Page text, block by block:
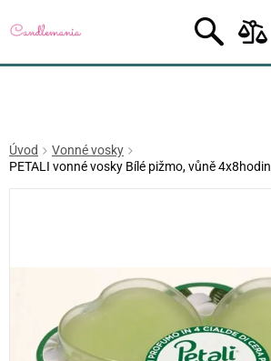
Úvod
Vonné vosky
PETALI vonné vosky Bílé pižmo, vůně 4x8hodin